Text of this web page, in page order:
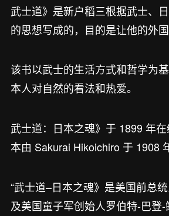
武士道》是新户稻三根据武士、
的思想写成的，目的是让他的外
该书以武士的生活方式和哲学为
本人对自然的看法和热爱。
武士道：日本之魂》于 1899 年
本由 Sakurai Hikoichiro 于 1908
“武士道–日本之魂》是美国前总
及美国童子军创始人罗伯特-巴登